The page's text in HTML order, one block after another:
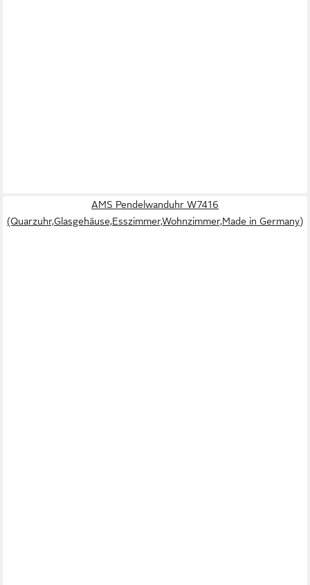
AMS Pendelwanduhr W7416
(Quarzuhr,Glasgehäuse,Esszimmer,Wohnzimmer,Made in Germany)